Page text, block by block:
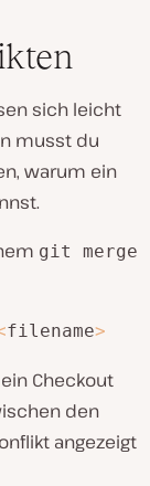
sich leicht
musst du
warum ein
git merge
filename>
Checkout
den
angezeigt